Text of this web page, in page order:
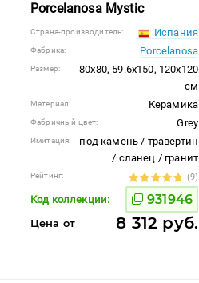
Porcelanosa Mystic
Страна-производитель: Испания
Фабрика: Porcelanosa
Размер:
80x80, 59.6x150, 120x120
см
Материал: Керамика
Фабричный цвет: Grey
Имитация:
под камень / травертин
/ сланец / гранит
Рейтинг: (9)
Код коллекции: 931946
Цена от 8 312 руб.